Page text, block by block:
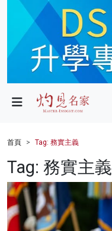
政局
財經
健康
商業
首頁 Tag: 務實主義
Tag: 務實主義